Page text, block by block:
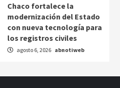
Chaco fortalece la
modernización del Estado
con nueva tecnología para
los registros civiles
agosto 6, 2026 abnotiweb